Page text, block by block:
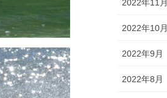
2022年11月
2022年10月
2022年9月
2022年8月